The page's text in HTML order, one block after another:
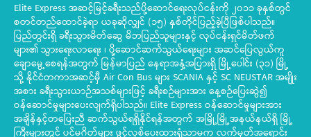
Elite Express အဆင့်မြင့်ခရီးသည်ပို့ဆောင်ရေးလုပ်ငန်းကို ၂၀၁၁ ခုနှစ်တွင်
စတင်တည်ထောင်ခဲ့ရာ ယခုဆိုလျှင် (၁၅) နှစ်တိုင်ပြည့်ခဲ့ပြီဖြစ်ပါသည်။
ပြည်တွင်းရှိ ခရီးသွားမိတ်ဆွေ မိဘပြည်သူများနှင့် လုပ်ငန်းရှင်မိတ်ဖက်
များ၏ သွားရေးလာရေး ၊ ပို့ဆောင်ဆက်သွယ်ရေးများ အဆင်ပြေလွယ်ကူ
ချောမွေ့စေရန်အတွက် မြန်မာပြည် နေရာအနှံ့အပြားရှိ မြို့ပေါင်း (၃၁) မြို့
သို့ နိုင်ငံတကာအဆင့်မှီ Air Con Bus များ SCANIA နှင့် SC NEUSTAR အမျိုး
အစား ခရီးသွားယာဉ်အသစ်များဖြင့် ခရီးစဉ်များအား နေ့စဉ်ပြေးဆွဲ၍
ဝန်ဆောင်မှုများပေးလျက်ရှိပါသည်။ Elite Express ဝန်ဆောင်မှုများအား
အချိန်နှင့်တပြေးညီ ဆက်သွယ်ရရှိနိုင်ရန်အတွက် အမြို့မြို့အနယ်နယ်ရှိ မြို့